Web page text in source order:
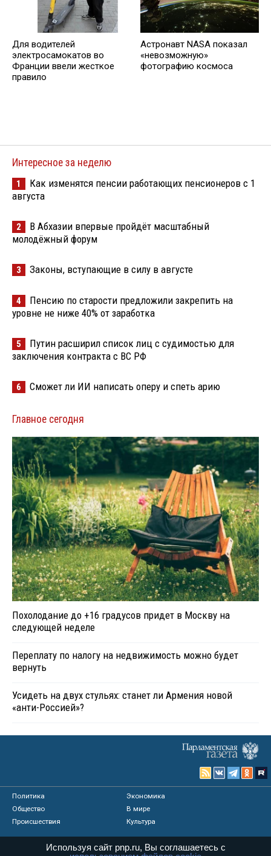
Для водителей
электросамокатов во
Франции ввели жесткое
правило
Астронавт NASA показал
«невозможную»
фотографию космоса
Интересное за неделю
1
Как изменятся пенсии работающих пенсионеров с 1
августа
2
В Абхазии впервые пройдёт масштабный
молодёжный форум
3 Законы, вступающие в силу в августе
4
Пенсию по старости предложили закрепить на
уровне не ниже 40% от заработка
5
Путин расширил список лиц с судимостью для
заключения контракта с ВС РФ
6 Сможет ли ИИ написать оперу и спеть арию
Главное сегодня
Похолодание до +16 градусов придет в Москву на
следующей неделе
Переплату по налогу на недвижимость можно будет
вернуть
Усидеть на двух стульях: станет ли Армения новой
«анти-Россией»?
Политика
Экономика
Общество
В мире
Происшествия
Культура
Опросы
Используя сайт pnp.ru, Вы соглашаетесь с